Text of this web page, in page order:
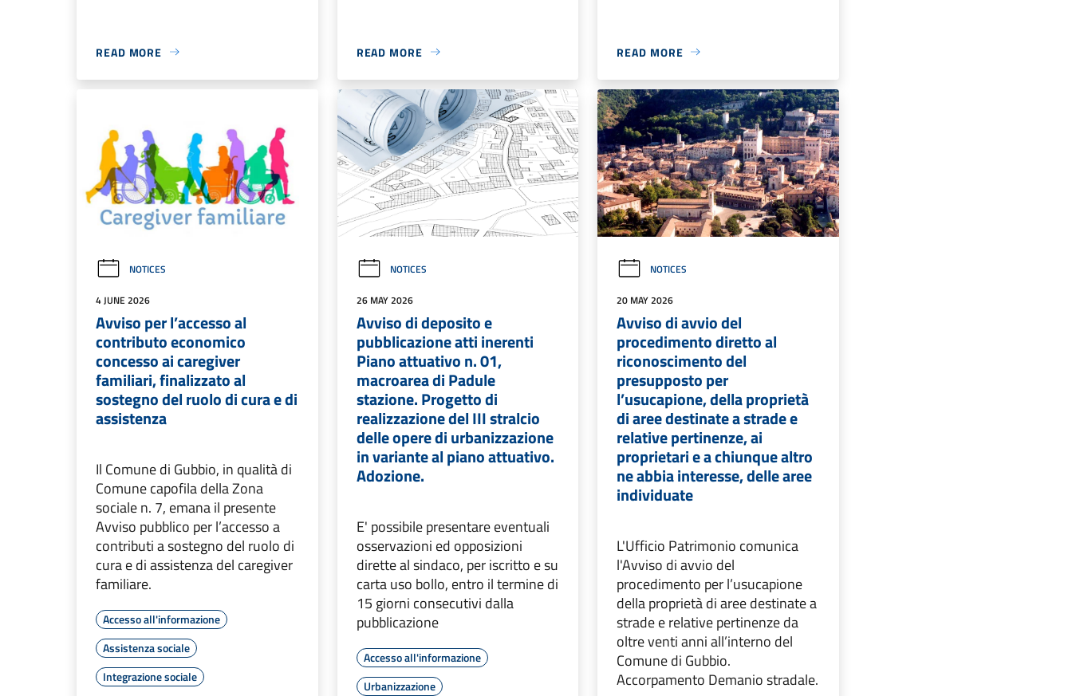
READ MORE READ MORE READ MORE
NOTICES
4 JUNE 2026
Avviso per l’accesso al
contributo economico
concesso ai caregiver
familiari, finalizzato al
sostegno del ruolo di cura e di
assistenza
Il Comune di Gubbio, in qualità di
Comune capofila della Zona
sociale n. 7, emana il presente
Avviso pubblico per l’accesso a
contributi a sostegno del ruolo di
cura e di assistenza del caregiver
familiare.
Accesso all'informazione
Assistenza sociale
Integrazione sociale
NOTICES
26 MAY 2026
Avviso di deposito e
pubblicazione atti inerenti
Piano attuativo n. 01,
macroarea di Padule
stazione. Progetto di
realizzazione del III stralcio
delle opere di urbanizzazione
in variante al piano attuativo.
Adozione.
E' possibile presentare eventuali
osservazioni ed opposizioni
dirette al sindaco, per iscritto e su
carta uso bollo, entro il termine di
15 giorni consecutivi dalla
pubblicazione
Accesso all'informazione
Urbanizzazione
NOTICES
20 MAY 2026
Avviso di avvio del
procedimento diretto al
riconoscimento del
presupposto per
l’usucapione, della proprietà
di aree destinate a strade e
relative pertinenze, ai
proprietari e a chiunque altro
ne abbia interesse, delle aree
individuate
L'Ufficio Patrimonio comunica
l'Avviso di avvio del
procedimento per l’usucapione
della proprietà di aree destinate a
strade e relative pertinenze da
oltre venti anni all’interno del
Comune di Gubbio.
Accorpamento Demanio stradale.